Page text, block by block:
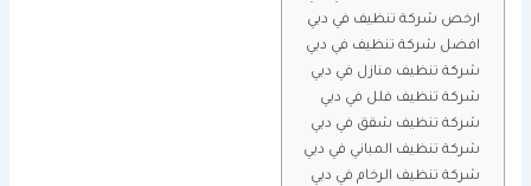
ارخص شركة تنظيف في دبي
افضل شركة تنظيف في دبي
شركة تنظيف منازل في دبي
شركة تنظيف فلل في دبي
شركة تنظيف شقق في دبي
شركة تنظيف المباني في دبي
شركة تنظيف الرخام في دبي